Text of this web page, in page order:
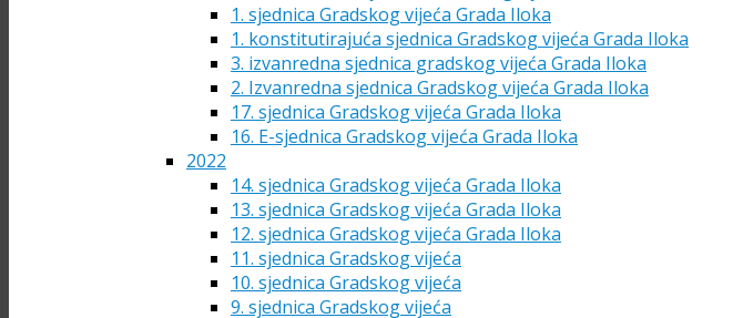
1. sjednica Gradskog vijeća Grada Iloka
1. konstitutirajuća sjednica Gradskog vijeća Grada Iloka
3. izvanredna sjednica gradskog vijeća Grada Iloka
2. Izvanredna sjednica Gradskog vijeća Grada Iloka
17. sjednica Gradskog vijeća Grada Iloka
16. E-sjednica Gradskog vijeća Grada Iloka
2022
14. sjednica Gradskog vijeća Grada Iloka
13. sjednica Gradskog vijeća Grada Iloka
12. sjednica Gradskog vijeća Grada Iloka
11. sjednica Gradskog vijeća
10. sjednica Gradskog vijeća
9. sjednica Gradskog vijeća